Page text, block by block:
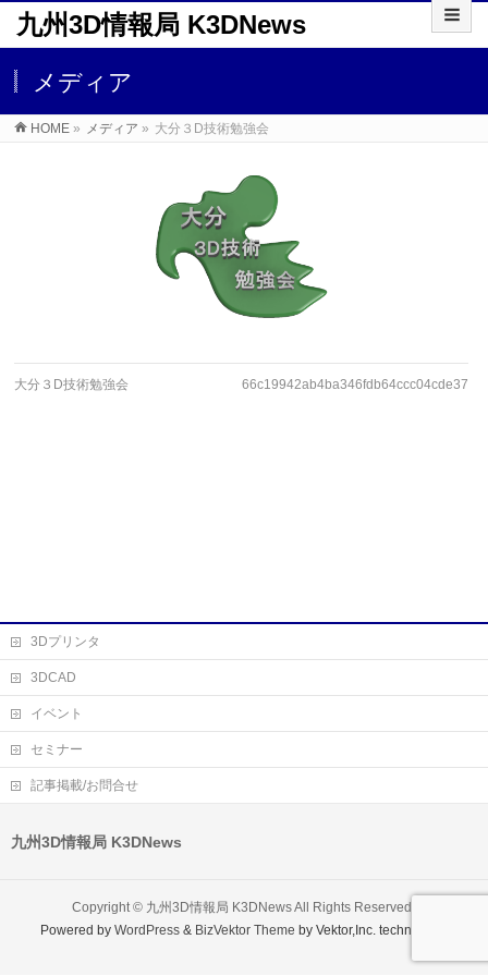
九州3D情報局 K3DNews
メディア
HOME » メディア » 大分３D技術勉強会
大分３D技術勉強会 66c19942ab4ba346fdb64ccc04cde373
3Dプリンタ
3DCAD
イベント
セミナー
記事掲載/お問合せ
九州3D情報局 K3DNews
Copyright © 九州3D情報局 K3DNewsAll Rights Reserved.
Powered byWordPress & BizVektor Theme by Vektor,Inc. technology.